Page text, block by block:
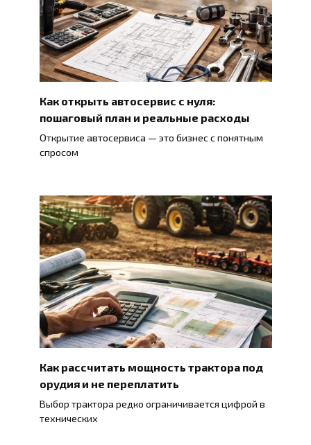
Как открыть автосервис с нуля:
пошаговый план и реальные расходы
Открытие автосервиса — это бизнес с понятным
спросом
Как рассчитать мощность трактора под
орудия и не переплатить
Выбор трактора редко ограничивается цифрой в
технических